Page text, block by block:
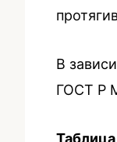
В
ГОСТ Р